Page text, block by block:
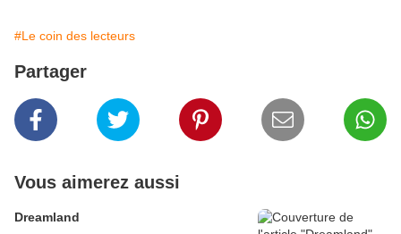
#Le coin des lecteurs
Partager
Vous aimerez aussi
Dreamland